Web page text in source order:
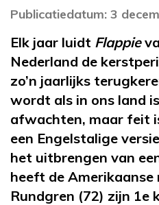
Publicatiedatum: 3
Elk jaar luidt Flappie
Nederland de
zo’n jaarlijks
wordt als in ons land
afwachten, maar feit
een Engelstalige
het uitbrengen van
heeft de
Rundgren (72) zijn 1e